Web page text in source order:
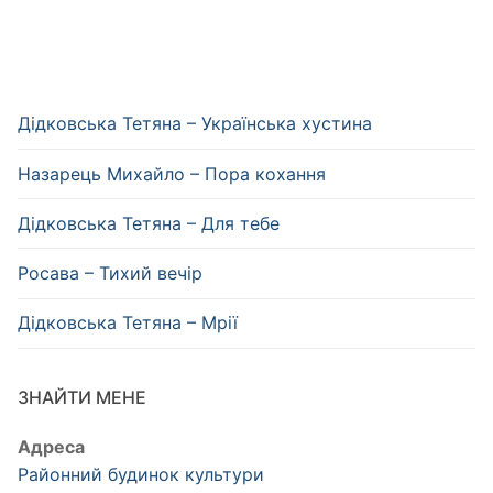
Дідковська Тетяна – Українська хустина
Назарець Михайло – Пора кохання
Дідковська Тетяна – Для тебе
Росава – Тихий вечір
Дідковська Тетяна – Мрії
ЗНАЙТИ МЕНЕ
Адреса
Районний будинок культури